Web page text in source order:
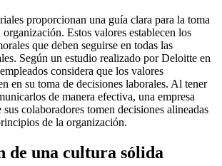
proporcionan una guía clara para la toma
organización. Estos valores establecen los
que deben seguirse en todas las
Según un estudio realizado por Deloitte en
considera que los valores
en su toma de decisiones laborales. Al tener
de manera efectiva, una empresa
colaboradores tomen decisiones alineadas
de la organización.
de una cultura sólida